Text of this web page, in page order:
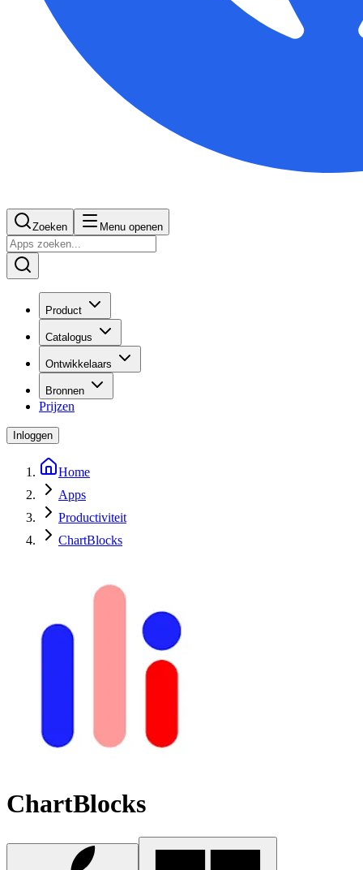
Zoeken Menu openen
Product
Catalogus
Ontwikkelaars
Bronnen
Prijzen
Inloggen
Home
Apps
Productiviteit
ChartBlocks
ChartBlocks